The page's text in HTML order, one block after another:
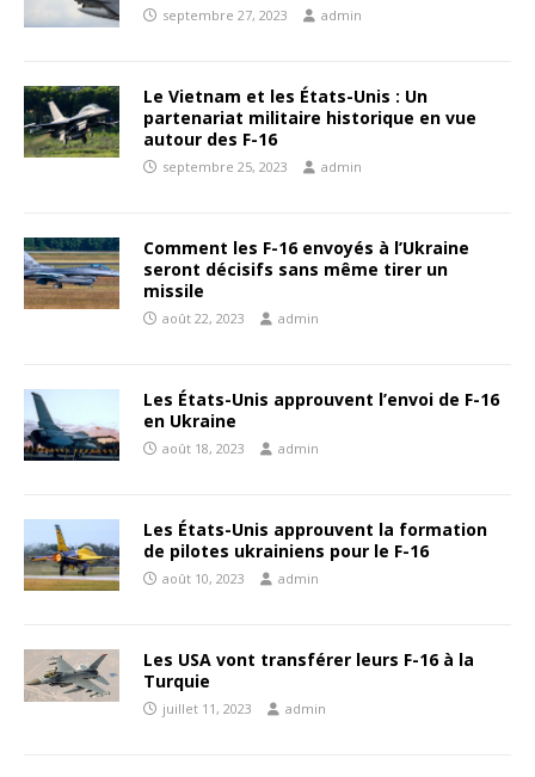
septembre 27, 2023 admin
Le Vietnam et les États-Unis : Un
partenariat militaire historique en vue
autour des F-16
septembre 25, 2023 admin
Comment les F-16 envoyés à l’Ukraine
seront décisifs sans même tirer un
missile
août 22, 2023 admin
Les États-Unis approuvent l’envoi de F-16
en Ukraine
août 18, 2023 admin
Les États-Unis approuvent la formation
de pilotes ukrainiens pour le F-16
août 10, 2023 admin
Les USA vont transférer leurs F-16 à la
Turquie
juillet 11, 2023 admin